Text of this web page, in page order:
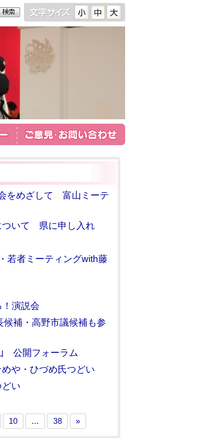
をめざして 富山ミーテ
ついて 県に申し入れ
若者ミーティングwith藤
演説会
補・高野市議候補も参
公開フォーラム
や・ひづめ氏つどい
い
10 … 38 »